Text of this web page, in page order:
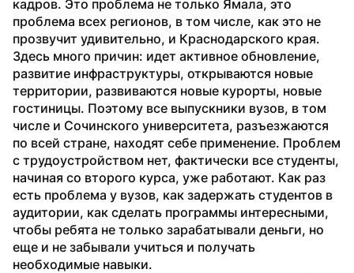
кадров. Это проблема не только Ямала, это
проблема всех регионов, в том числе, как это не
прозвучит удивительно, и Краснодарского края.
Здесь много причин: идет активное обновление,
развитие инфраструктуры, открываются новые
территории, развиваются новые курорты, новые
гостиницы. Поэтому все выпускники вузов, в том
числе и Сочинского университета, разъезжаются
по всей стране, находят себе применение. Проблем
с трудоустройством нет, фактически все студенты,
начиная со второго курса, уже работают. Как раз
есть проблема у вузов, как задержать студентов в
аудитории, как сделать программы интересными,
чтобы ребята не только зарабатывали деньги, но
еще и не забывали учиться и получать
необходимые навыки.